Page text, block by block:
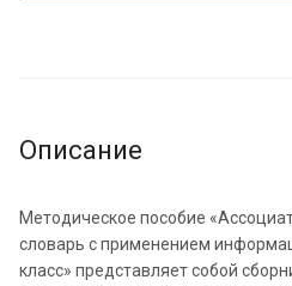
Описание
Методическое пособие
словарь с применением
класс» представляет собой